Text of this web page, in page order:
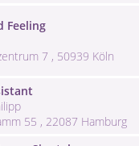
Feeling
7 , 50939 Köln
55 , 22087 Hamburg